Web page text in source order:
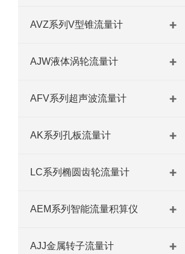
AVZ系列V型锥流量计
AJW液体涡轮流量计
AFV系列超声波流量计
AK系列孔板流量计
LC系列椭圆齿轮流量计
AEM系列智能流量积算仪
AJJ金属转子流量计